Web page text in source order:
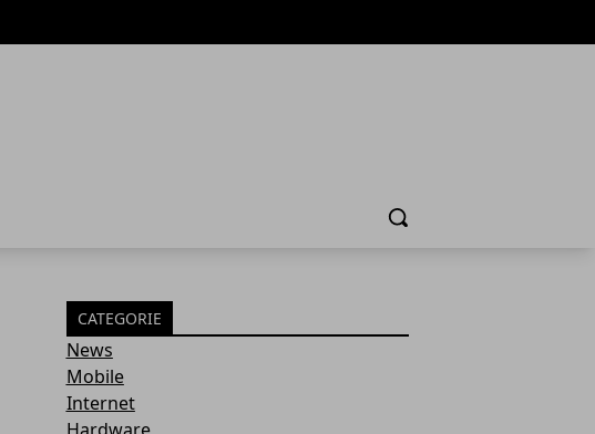
Cerca
CATEGORIE
News
Mobile
Internet